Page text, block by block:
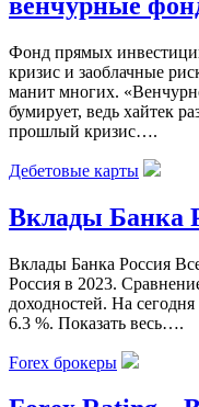
Фонд прямых
кризис и заоблачные
манит многих.
бумирует, ведь хайтек
прошлый кризис….
Дебетовые карты
Вклады Банка
Вклады Банка Россия
Россия в 2023.
доходностей. На
6.3 %. Показать весь….
Forex брокеры